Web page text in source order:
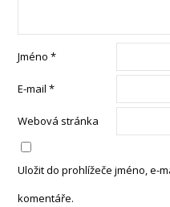
Jméno*
E-mail*
Webová stránka
Uložit do prohlížeče jméno, e-
komentáře.